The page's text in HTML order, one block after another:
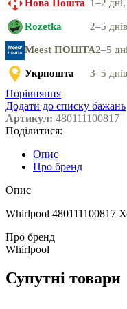
Нова Пошта 1–2
Rozetka 2–5
Meest ПОШТА2–5
Укрпошта 3–5
Порівняння
Додати до списку бажань
Артикул: 480111100817
Поділитися:
Опис
Про бренд
Опис
Whirlpool 480111100817
Про бренд
Whirlpool
Супутні товари